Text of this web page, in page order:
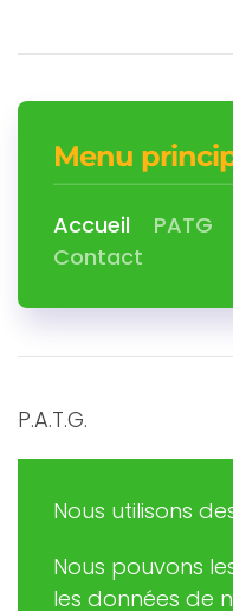
Menu
Accueil PATG
Contact
P.A.T.G.
Eric RUDAZ
Nous utilisons
Nous pouvons
les données de